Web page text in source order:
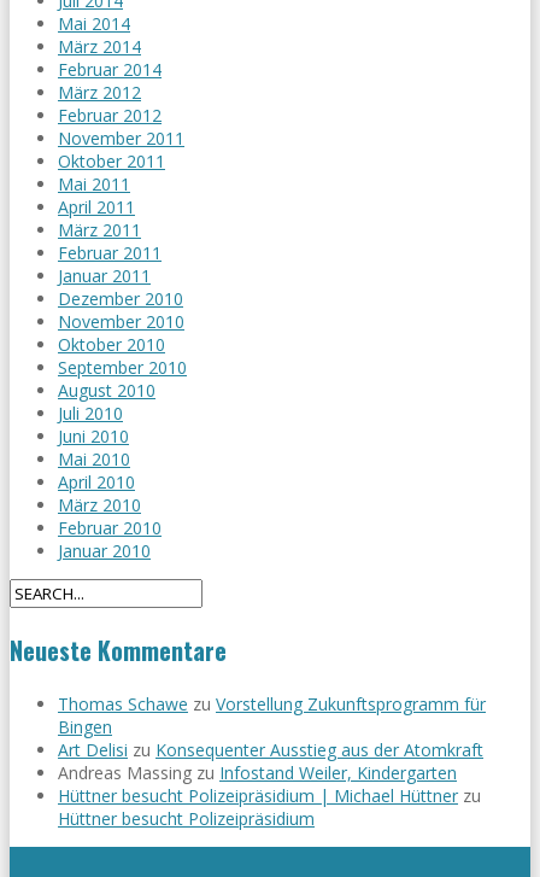
Mai 2014
März 2014
Februar 2014
März 2012
Februar 2012
November 2011
Oktober 2011
Mai 2011
April 2011
März 2011
Februar 2011
Januar 2011
Dezember 2010
November 2010
Oktober 2010
September 2010
August 2010
Juli 2010
Juni 2010
Mai 2010
April 2010
März 2010
Februar 2010
Januar 2010
Neueste Kommentare
Thomas Schawe zu Vorstellung Zukunftsprogramm für
Bingen
Art Delisi zu Konsequenter Ausstieg aus der Atomkraft
Andreas Massing zu Infostand Weiler, Kindergarten
Hüttner besucht Polizeipräsidium | Michael Hüttner zu
Hüttner besucht Polizeipräsidium